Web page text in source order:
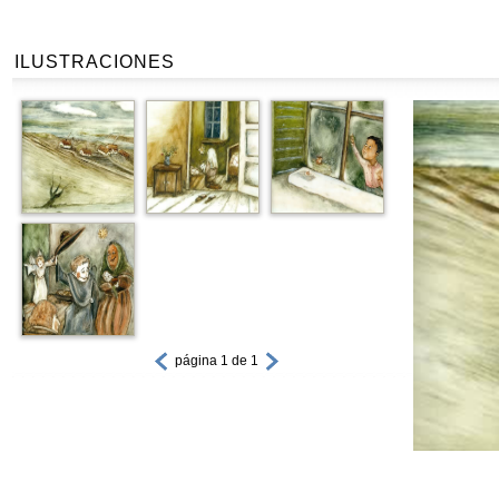
ILUSTRACIONES
página 1 de 1